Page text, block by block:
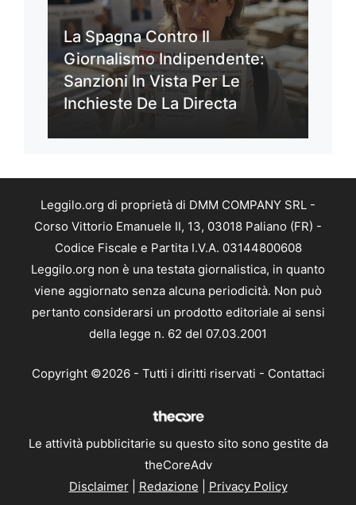
La Spagna Contro Il
Giornalismo Indipendente:
Sanzioni In Vista Per Le
Inchieste De La Directa
Leggilo.org di proprietà di DMM COMPANY SRL -
Corso Vittorio Emanuele II, 13, 03018 Paliano (FR) -
Codice Fiscale e Partita I.V.A. 03144800608
Leggilo.org non è una testata giornalistica, in quanto
viene aggiornato senza alcuna periodicità. Non può
pertanto considerarsi un prodotto editoriale ai sensi
della legge n. 62 del 07.03.2001
Copyright ©2026 - Tutti i diritti riservati - Contattaci
Le attività pubblicitarie su questo sito sono gestite da
theCoreAdv
Disclaimer| Redazione Privacy Policy